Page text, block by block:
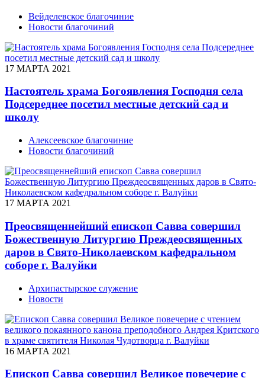
Вейделевское благочиние
Новости благочиний
17 МАРТА 2021
Настоятель храма Богоявления Господня села
Подсереднее посетил местные детский сад и
школу
Алексеевское благочиние
Новости благочиний
17 МАРТА 2021
Преосвященнейший епископ Савва совершил
Божественную Литургию Преждеосвященных
даров в Свято-Николаевском кафедральном
соборе г. Валуйки
Архипастырское служение
Новости
16 МАРТА 2021
Епископ Савва совершил Великое повечерие с